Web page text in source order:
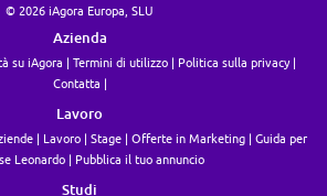
© 2026 iAgora Europa, SLU
Azienda
su iAgora Termini di utilizzo
Politica sulla privacy
Contatta
Lavoro
Lavoro Stage Offerte in Marketing
Guida per
Leonardo Pubblica il tuo annuncio
Studi